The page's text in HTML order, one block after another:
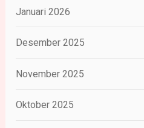
Januari 2026
Desember 2025
November 2025
Oktober 2025